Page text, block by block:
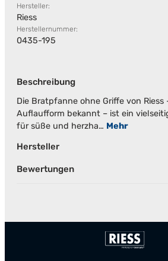
Hersteller:
Riess
Herstellernummer:
0435-195
Beschreibung
Die Bratpfanne ohne Griffe von Riess
Auflaufform bekannt – ist ein
für süße und herzha… Mehr
Hersteller
Bewertungen